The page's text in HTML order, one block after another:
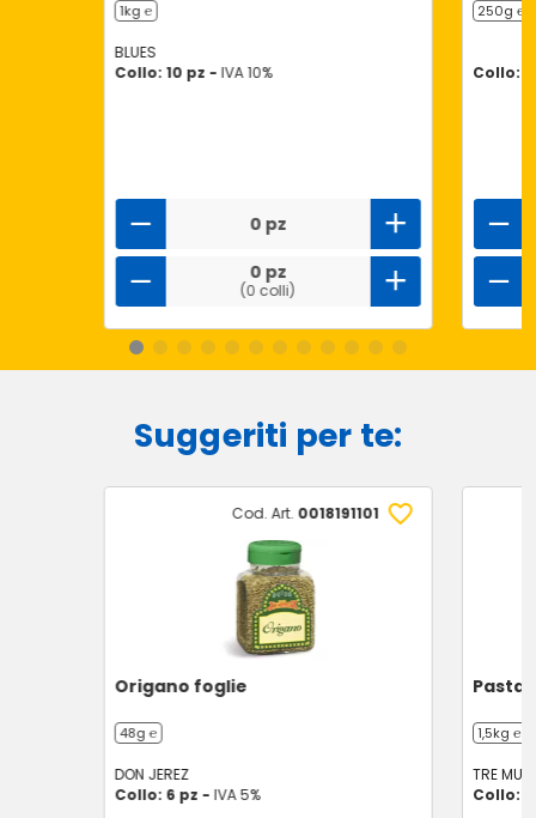
1kg ℮
BLUES
Collo: 10 pz - IVA 10%
0 pz
0 pz
(0 colli)
250g ℮
Collo:
Suggeriti per te:
Cod. Art. 0018191101
Origano foglie
48g ℮
DON JEREZ
Collo: 6 pz - IVA 5%
Pasta
1,5kg ℮
TRE
Collo: